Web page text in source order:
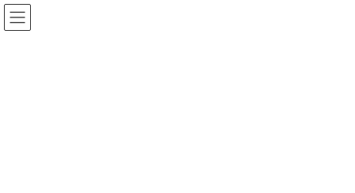
Skip
the
Skip
the